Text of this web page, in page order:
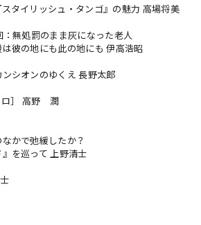
タイリッシュ・タンゴ』の魅力 高場将美
無処罰のまま灰になった老人
彼の地にも此の地にも 伊高浩昭
シオンのゆくえ 長野太郎
ロ］ 高野 潤
かで弛緩したか？
』を巡って 上野清士